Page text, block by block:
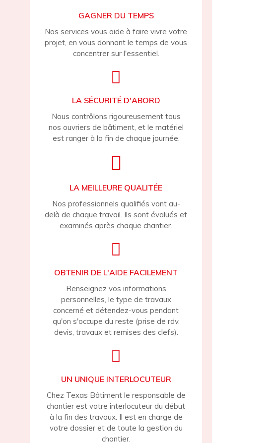
GAGNER DU TEMPS
Nos services vous aide à faire vivre votre
projet, en vous donnant le temps de vous
concentrer sur l'essentiel.
LA SÉCURITÉ D'ABORD
Nous contrôlons rigoureusement tous
nos ouvriers de bâtiment, et le matériel
est ranger à la fin de chaque journée.
LA MEILLEURE QUALITÉE
Nos professionnels qualifiés vont au-
delà de chaque travail. Ils sont évalués et
examinés après chaque chantier.
OBTENIR DE L'AIDE FACILEMENT
Renseignez vos informations
personnelles, le type de travaux
concerné et détendez-vous pendant
qu'on s'occupe du reste (prise de rdv,
devis, travaux et remises des clefs).
UN UNIQUE INTERLOCUTEUR
Chez Texas Bâtiment le responsable de
chantier est votre interlocuteur du début
à la fin des travaux. Il est en charge de
votre dossier et de toute la gestion du
chantier.